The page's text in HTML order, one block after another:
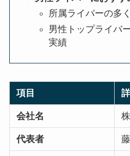
所属ライバーの多
男性トップライバ
実績
項目
会社名
代表者